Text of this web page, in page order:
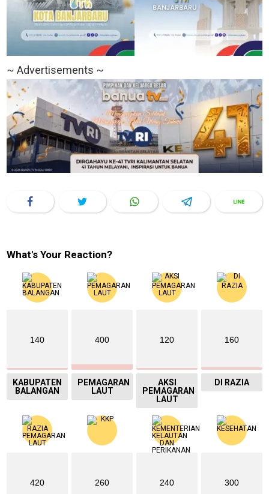
~ Advertisements ~
What's Your Reaction?
140
KABUPATEN
BALANGAN
400
PEMAGARAN
LAUT
120
AKSI
PEMAGARAN
LAUT
160
DI RAZIA
420 260 240 300